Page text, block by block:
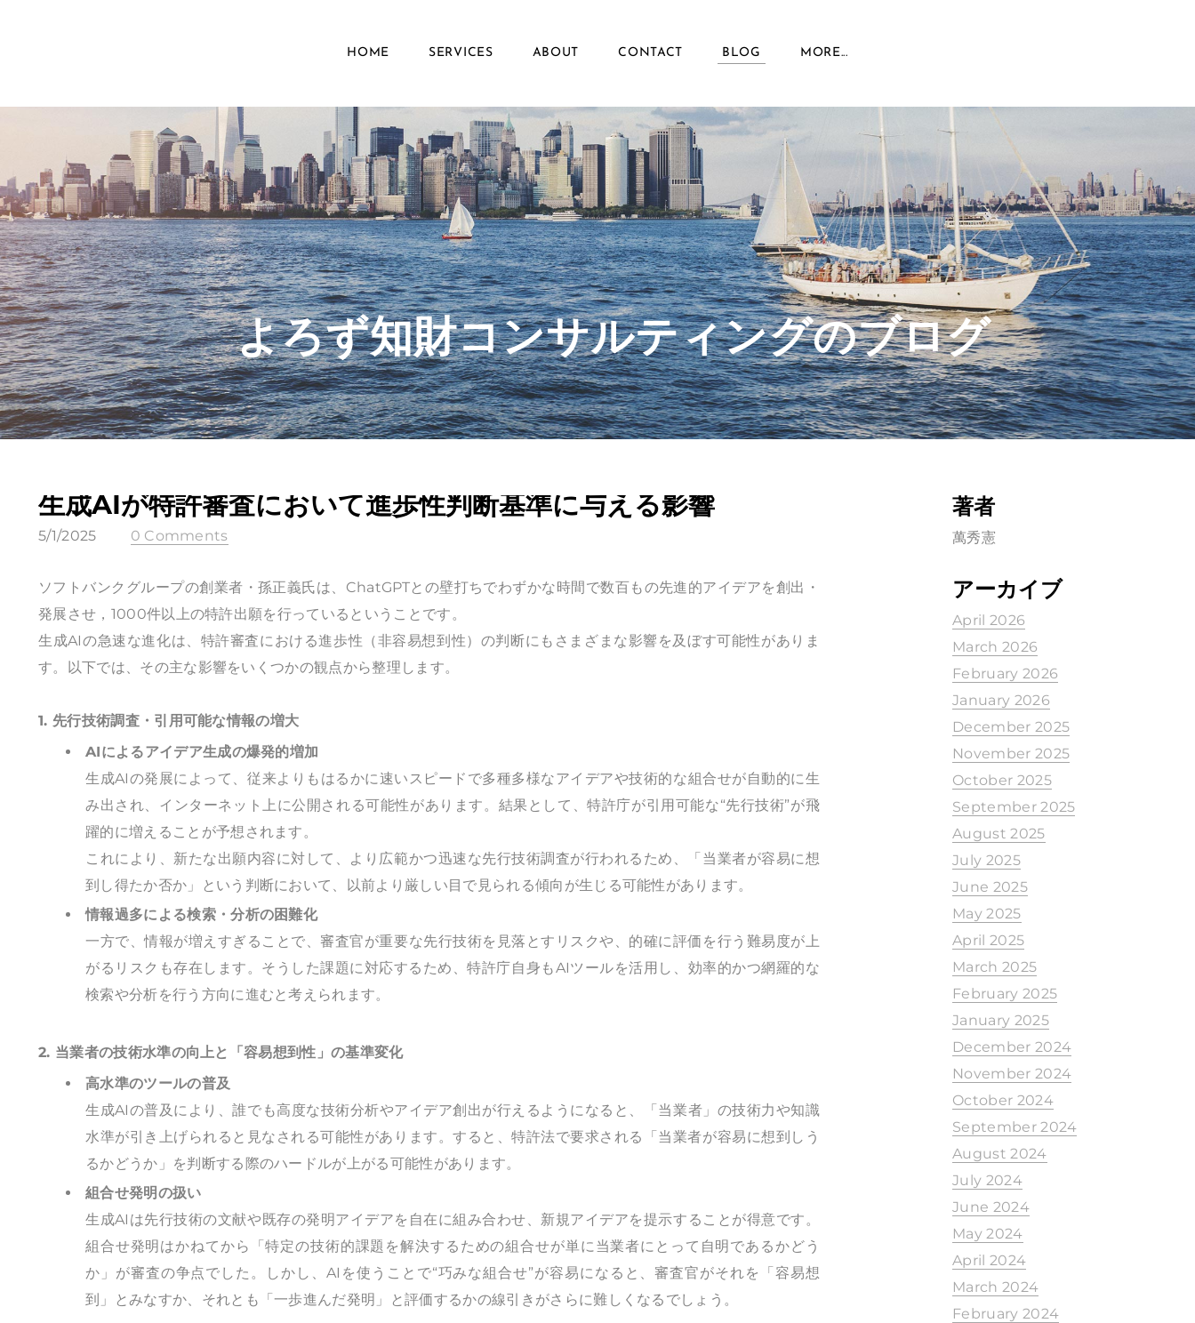
HOME SERVICES ABOUT CONTACT BLOG MORE...
​よろず知財コンサルティングのブログ
生成AIが特許審査において進歩性判断基準に与える影響
5/1/2025 0 Comments
ソフトバンクグループの創業者・孫正義氏は、ChatGPTとの壁打ちでわずかな時間で数百もの先進的アイデアを創出・
発展させ，1000件以上の特許出願を行っているということです。
生成AIの急速な進化は、特許審査における進歩性（非容易想到性）の判断にもさまざまな影響を及ぼす可能性がありま
す。以下では、その主な影響をいくつかの観点から整理します。
1. 先行技術調査・引用可能な情報の増大
AIによるアイデア生成の爆発的増加
生成AIの発展によって、従来よりもはるかに速いスピードで多種多様なアイデアや技術的な組合せが自動的に生
み出され、インターネット上に公開される可能性があります。結果として、特許庁が引用可能な“先行技術”が飛
躍的に増えることが予想されます。
これにより、新たな出願内容に対して、より広範かつ迅速な先行技術調査が行われるため、「当業者が容易に想
到し得たか否か」という判断において、以前より厳しい目で見られる傾向が生じる可能性があります。
情報過多による検索・分析の困難化
一方で、情報が増えすぎることで、審査官が重要な先行技術を見落とすリスクや、的確に評価を行う難易度が上
がるリスクも存在します。そうした課題に対応するため、特許庁自身もAIツールを活用し、効率的かつ網羅的な
検索や分析を行う方向に進むと考えられます。
2. 当業者の技術水準の向上と「容易想到性」の基準変化
高水準のツールの普及
生成AIの普及により、誰でも高度な技術分析やアイデア創出が行えるようになると、「当業者」の技術力や知識
水準が引き上げられると見なされる可能性があります。すると、特許法で要求される「当業者が容易に想到しう
るかどうか」を判断する際のハードルが上がる可能性があります。
組合せ発明の扱い
生成AIは先行技術の文献や既存の発明アイデアを自在に組み合わせ、新規アイデアを提示することが得意です。
組合せ発明はかねてから「特定の技術的課題を解決するための組合せが単に当業者にとって自明であるかどう
か」が審査の争点でした。しかし、AIを使うことで“巧みな組合せ”が容易になると、審査官がそれを「容易想
到」とみなすか、それとも「一歩進んだ発明」と評価するかの線引きがさらに難しくなるでしょう。
著者
萬秀憲
アーカイブ
April 2026
March 2026
February 2026
January 2026
December 2025
November 2025
October 2025
September 2025
August 2025
July 2025
June 2025
May 2025
April 2025
March 2025
February 2025
January 2025
December 2024
November 2024
October 2024
September 2024
August 2024
July 2024
June 2024
May 2024
April 2024
March 2024
February 2024